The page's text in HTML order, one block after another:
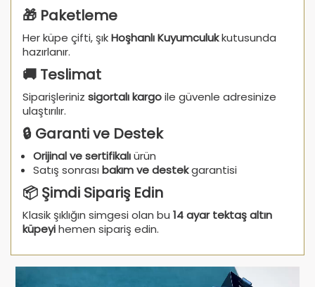
🎁 Paketleme
Her küpe çifti, şıkHoşhanlı Kuyumculukkutusunda
hazırlanır.
🚚 Teslimat
Siparişleriniz sigortalı kargoile güvenle adresinize
ulaştırılır.
🔒 Garanti ve Destek
Orijinal ve sertifikalıürün
Satış sonrası bakım ve destekgarantisi
📦 Şimdi Sipariş Edin
Klasik şıklığın simgesi olan bu 14 ayar tektaş altın
küpeyihemen sipariş edin.